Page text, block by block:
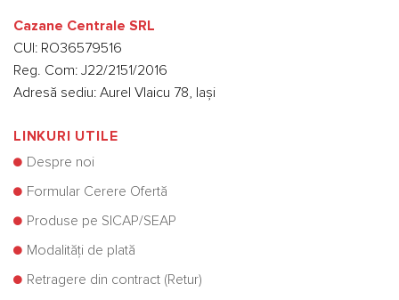
Cazane Centrale SRL
CUI: RO36579516
Reg. Com: J22/2151/2016
Adresă sediu: Aurel Vlaicu 78, Iași
LINKURI UTILE
Despre noi
Formular Cerere Ofertă
Produse pe SICAP/SEAP
Modalități de plată
Retragere din contract (Retur)